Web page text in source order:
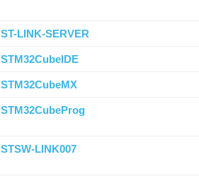
ST-LINK-SERVER
STM32CubeIDE
STM32CubeMX
STM32CubeProg
STSW-LINK007